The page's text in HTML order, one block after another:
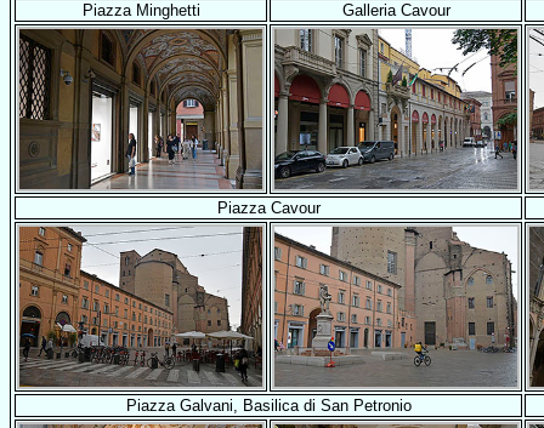
Piazza Minghetti Galleria Cavour
Piazza Cavour
Piazza Galvani, Basilica di San Petronio